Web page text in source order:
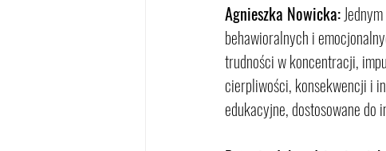
Agnieszka Nowicka:
behawioralnych i
trudności w koncentracji,
cierpliwości, konsekwencji i
edukacyjne, dostosowane